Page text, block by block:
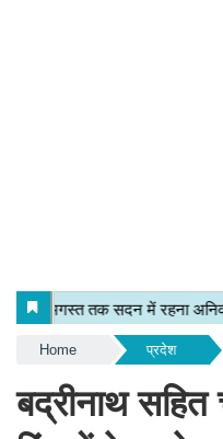
Home प्रदेश
बद्रीनाथ सहित